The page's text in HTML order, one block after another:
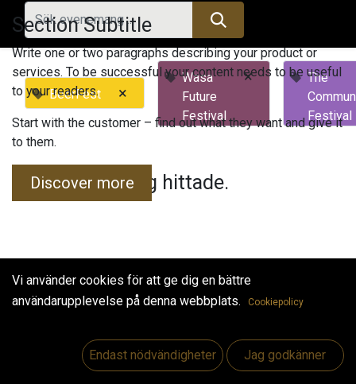
BeerFest ×
Wasa
Future
Festival
×
The
Festival
Inga evenemang hittade.
Useful Links
Section Subtitle
Write one or two paragraphs describing your product or
services. To be successful your content needs to be useful
to your readers.
Start with the customer – find out what they want and give it
to them.
Discover more
Vi använder cookies för att ge dig en bättre
användarupplevelse på denna webbplats.
Cookiepolicy
Endast nödvändigheter Jag godkänner